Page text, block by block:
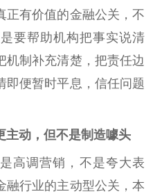
正有价值的金融公关，不
要帮助机构把事实说清
机制补充清楚，把责任边
即便暂时平息，信任问题
主动，但不是制造噱头
高调营销，不是夸大表
融行业的主动型公关，本